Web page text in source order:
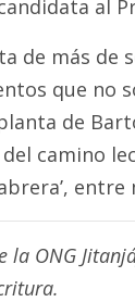
al
de más de
que no
de
camino
la ONG